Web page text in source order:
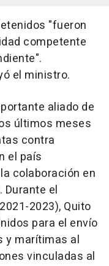
"fueron
competente
el ministro.
aliado de
últimos meses
contra
el país
colaboración en
el
2023), Quito
para el envío
y marítimas al
vinculadas al